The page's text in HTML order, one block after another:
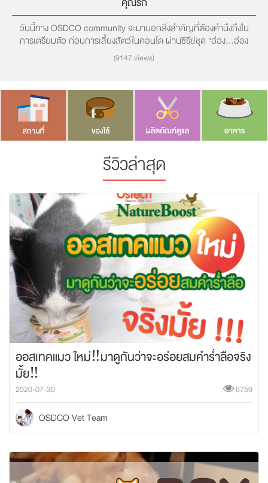
โรงแรมแมวย่านพระราม 9 ที่ใครๆ ต่างพากันยกให้เป็นสุดยอดโรงแรมแมว
(21951 views)
รีวิวล่าสุด
ออสเทคแมว ใหม่‼️มาดูกันว่าจะอร่อยสมคำร่ำลือจริง
มั้ย‼️
6759
2020-07-30
OSDCO Vet Team